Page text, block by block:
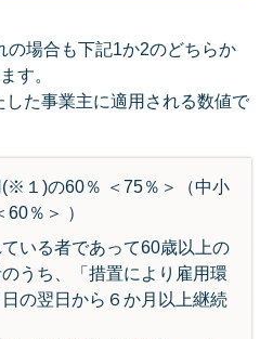
場合も下記1か2のどちらか
す。
た事業主に適用される数値で
１)の60％ ＜75％＞（中小
％＞ ）
いる者であって60歳以上の
うち、「措置により雇用環
の翌日から６か月以上継続